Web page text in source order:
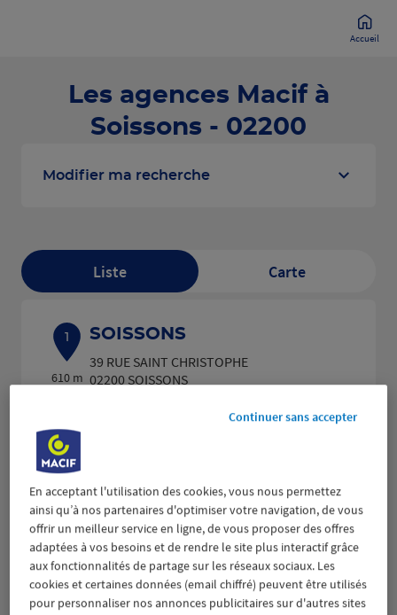
Accueil
Les agences Macif à
Soissons - 02200
Modifier ma recherche
Liste Carte
1
610 m
SOISSONS
39 RUE SAINT CHRISTOPHE
02200 SOISSONS
Voir plus
2
27.59
CHAUNY
2 PLACE DE L HOTEL DE VILLE
02300 CHAUNY
En acceptant l'utilisation des cookies, vous nous permettez
ainsi qu’à nos partenaires d'optimiser votre navigation, de vous
offrir un meilleur service en ligne, de vous proposer des offres
adaptées à vos besoins et de rendre le site plus interactif grâce
aux fonctionnalités de partage sur les réseaux sociaux. Les
cookies et certaines données (email chiffré) peuvent être utilisés
pour personnaliser nos annonces publicitaires sur d'autres sites
Continuer sans accepter